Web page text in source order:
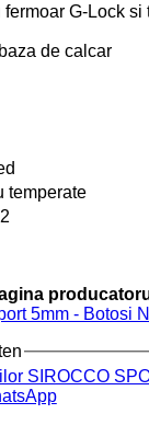
G-Lock
de calcar
temperate
5mm - Botosi